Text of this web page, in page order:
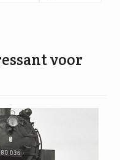
voor